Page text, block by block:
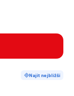
Najít nejbližší